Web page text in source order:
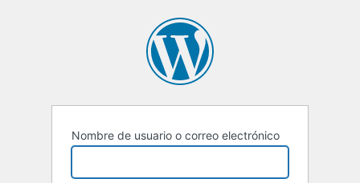
Nombre de usuario o correo electrónico